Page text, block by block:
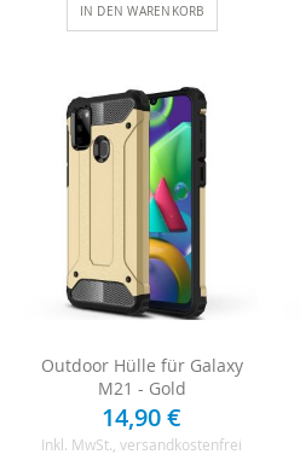
IN DEN WARENKORB
Outdoor Hülle für Galaxy
M21 - Gold
14,90 €
Inkl. MwSt. , versandkostenfrei